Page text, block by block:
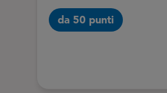
da 50 punti